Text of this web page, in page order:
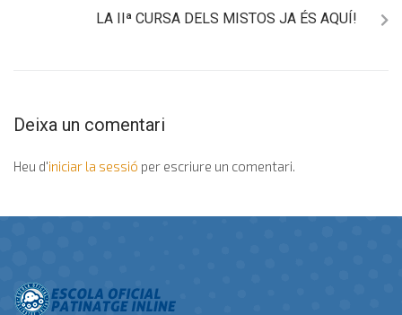
LA IIª CURSA DELS MISTOS JA ÉS AQUÍ!
Deixa un comentari
Heu d'iniciar la sessió per escriure un comentari.